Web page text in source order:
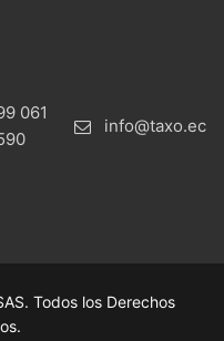
061
info@taxo.ec
Todos los Derechos